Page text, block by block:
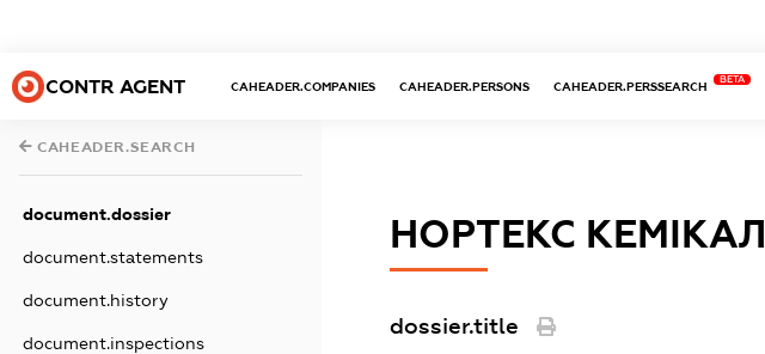
CONTR AGENT CAHEADER.COMPANIES CAHEADER.PERSONS CAHEADER.PERSSEARCH
BETA
CAHEADER.SEARCH
document.dossier
document.statements
document.history
document.inspections
НОРТЕКС КЕМІКАЛ
dossier.title